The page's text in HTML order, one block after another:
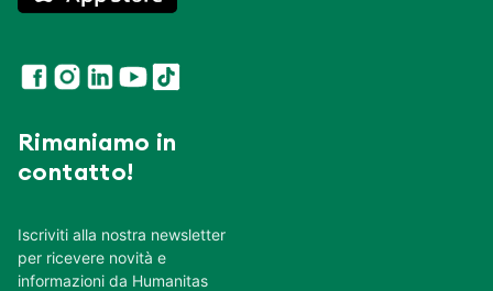
Rimaniamo in
contatto!
Iscriviti alla nostra newsletter
per ricevere novità e
informazioni da Humanitas